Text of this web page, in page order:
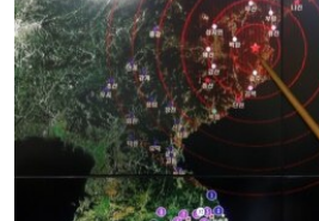
БИЗ ЖАНА ДҮЙНӨ
ДАНИСТЕ
ЭЖЕ-СИҢДИЛЕР
АЗАТТЫК+
ЫҢГАЙСЫЗ СУРООЛОР
Русский
ОНЛАЙН ШЕРИНЕ